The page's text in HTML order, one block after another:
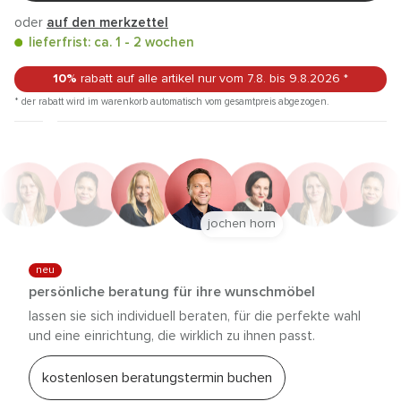
oder auf den merkzettel
lieferfrist: ca. 1 - 2 wochen
10% rabatt auf alle artikel nur vom 7.8. bis 9.8.2026 *
* der rabatt wird im warenkorb automatisch vom gesamtpreis abgezogen.
neu
persönliche beratung für ihre wunschmöbel
lassen sie sich individuell beraten, für die perfekte wahl
und eine einrichtung, die wirklich zu ihnen passt.
kostenlosen beratungstermin buchen
jochen horn